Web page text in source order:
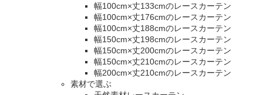
幅100cm×丈133cmのレースカーテン
幅100cm×丈176cmのレースカーテン
幅100cm×丈188cmのレースカーテン
幅150cm×丈198cmのレースカーテン
幅150cm×丈200cmのレースカーテン
幅150cm×丈210cmのレースカーテン
幅200cm×丈210cmのレースカーテン
素材で選ぶ